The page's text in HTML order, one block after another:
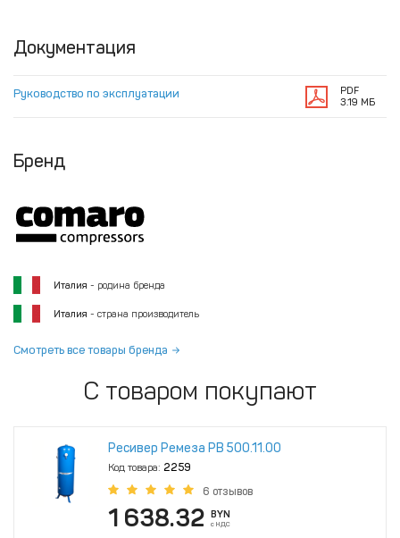
Документация
Руководство по эксплуатации
PDF
3.19 МБ
Бренд
Италия - родина бренда
Италия - страна производитель
Смотреть все товары бренда
С товаром покупают
Ресивер Ремеза РВ 500.11.00
Код товара: 2259
6 отзывов
1 638.32 BYN
с НДС